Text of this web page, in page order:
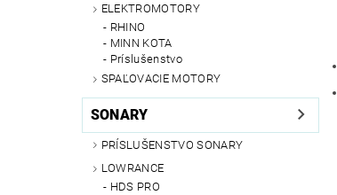
ELEKTROMOTORY
RHINO
MINN KOTA
Príslušenstvo
SPAĽOVACIE MOTORY
SONARY
PRÍSLUŠENSTVO SONARY
LOWRANCE
HDS PRO